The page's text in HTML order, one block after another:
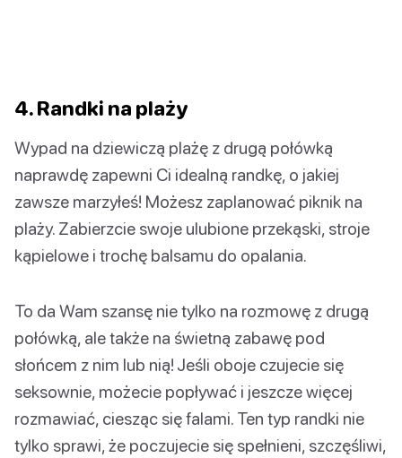
4. Randki na plaży
Wypad na dziewiczą plażę z drugą połówką
naprawdę zapewni Ci idealną randkę, o jakiej
zawsze marzyłeś! Możesz zaplanować piknik na
plaży. Zabierzcie swoje ulubione przekąski, stroje
kąpielowe i trochę balsamu do opalania.
To da Wam szansę nie tylko na rozmowę z drugą
połówką, ale także na świetną zabawę pod
słońcem z nim lub nią! Jeśli oboje czujecie się
seksownie, możecie popływać i jeszcze więcej
rozmawiać, ciesząc się falami. Ten typ randki nie
tylko sprawi, że poczujecie się spełnieni, szczęśliwi,